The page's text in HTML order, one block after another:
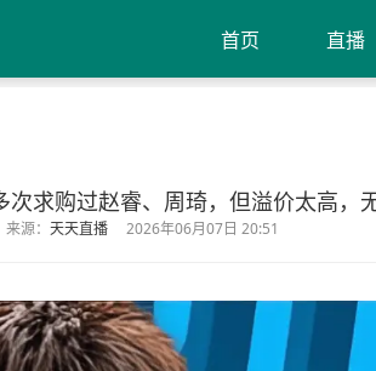
首页 直播
次求购过赵睿、周琦，但溢价太高，
来源： 天天直播 2026年06月07日 20:51